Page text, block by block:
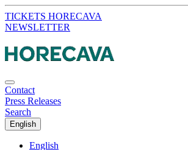
TICKETS HORECAVA
NEWSLETTER
Contact
Press Releases
Search
English
English